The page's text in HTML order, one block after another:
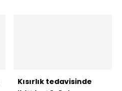
Kısırlık tedavisinde